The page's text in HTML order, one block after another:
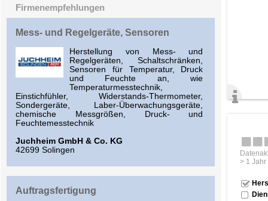
Firmenempfehlungen
Mess- und Regelgeräte, Sensoren
Herstellung von Mess- und
Regelgeräten, Schaltschränken,
Sensoren für Temperatur, Druck
und Feuchte an, wie
Temperaturmesstechnik,
Einstichfühler, Widerstands-Thermometer,
Sondergeräte, Laber-Überwachungsgeräte,
chemische Messgrößen, Druck- und
Feuchtemesstechnik
Juchheim GmbH & Co. KG
42699 Solingen
Auftragsfertigung
> 1 Jahr